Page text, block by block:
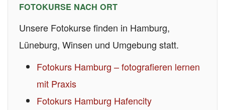
FOTOKURSE NACH ORT
Unsere Fotokurse finden in Hamburg,
Lüneburg, Winsen und Umgebung statt.
Fotokurs Hamburg – fotografieren lernen
mit Praxis
Fotokurs Hamburg Hafencity